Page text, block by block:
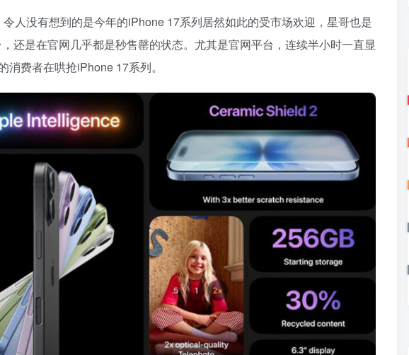
人没有想到的是今年的iPhone 17系列居然如此的受市场欢迎，星哥也是
还是在官网几乎都是秒售罄的状态。尤其是官网平台，连续半小时一直显
消费者在哄抢iPhone 17系列。